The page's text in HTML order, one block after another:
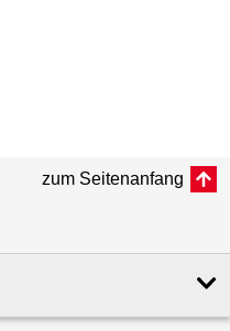
zum Seitenanfang